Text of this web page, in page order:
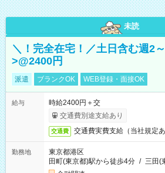
未読
＼！完全在宅！／土日含む週2
>@2400円
派遣 ブランクOK WEB登録・面接OK
給与
時給2400円＋交
交通費別途支給あり
交通費 交通費実費支給（当社規定あ
勤務地
東京都港区
田町(東京都)駅から徒歩4分 / 三田(